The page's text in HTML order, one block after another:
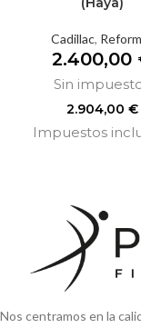
Cadillac,
2.400,00
Sin
2.904,00 €
Impuestos
Nos centramos en la